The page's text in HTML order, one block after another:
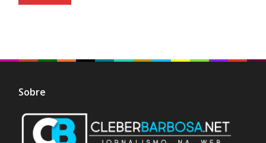
Sobre